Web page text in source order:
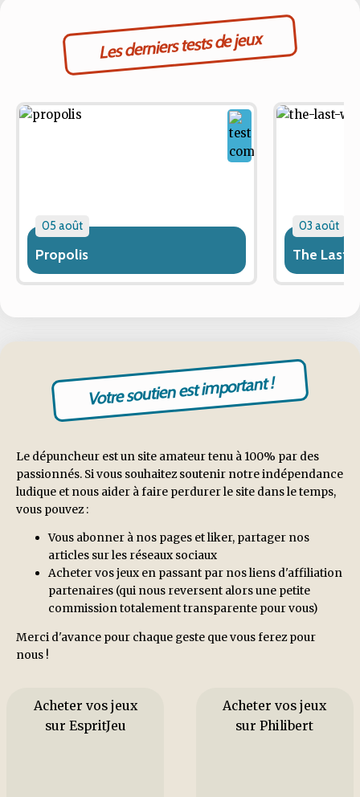
Les derniers tests de jeux
05 août
Propolis
03 août
The Last
Votre soutien est important !
Le dépuncheur est un site amateur tenu à 100% par des
passionnés. Si vous souhaitez soutenir notre indépendance
ludique et nous aider à faire perdurer le site dans le temps,
vous pouvez :
Vous abonner à nos pages et liker, partager nos
articles sur les réseaux sociaux
Acheter vos jeux en passant par nos liens d'affiliation
partenaires (qui nous reversent alors une petite
commission totalement transparente pour vous)
Merci d'avance pour chaque geste que vous ferez pour
nous !
Acheter vos jeux
sur EspritJeu
Acheter vos jeux
sur Philibert